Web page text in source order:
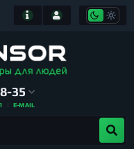
35
E-MAIL